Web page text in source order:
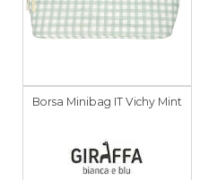
Borsa Minibag IT Vichy Mint